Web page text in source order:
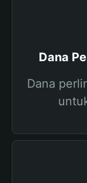
Dana
Dana